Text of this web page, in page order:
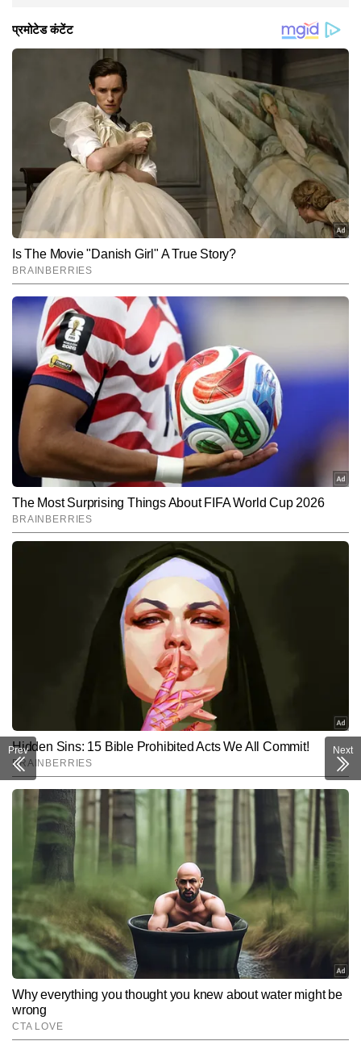
Hindi NewsEntertainmentBollywood
अभय AUTHOR
अभय टाइम्स नाउ नवभारत डिजिटल में एंटरटेनमेंट डेस्क पर चीफ कॉपी एडिटर हैं।
टीवी पत्रकारिता में डिप्लोमा हासिल करने वाले अभय मनोरंजन जगत की खबरों पर
मजबूत पकड़ रखते हैं। वे फिल्म, टीवी, ओटीटी और सेलिब्रिटी अपडेट्स को सरल
भाषा में और सटीक जानकारी के साथ पेश करने के लिए जाने जाते हैं। अभय
अबतक 9,000 से अधिक खबरें लिख चुके हैं। तेजी से बदलती एंटरटेनमेंट इंडस्ट्री
में खबरों को पकड़ने, रिसर्च करने और समय पर प्रकाशित करने में उनकी खास
दक्षता है।
Follow Us:
Subscribe to our daily Newsletter!
Prev Next